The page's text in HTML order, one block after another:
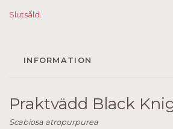
Slutsåld.
INFORMATION
Praktvädd Black
Scabiosa atropurpurea